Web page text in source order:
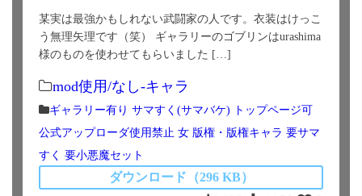
某実は最強かもしれない武闘家の人です。衣装はけっこ
う無理矢理です（笑） ギャラリーのゴブリンはurashima
様のものを使わせてもらいました […]
mod使用/なし-キャラ
ギャラリー有り サマすく(サマバケ)
トップページ可
公式アップローダ使用禁止 女 版権・版権キャラ 要サマ
すく 要小悪魔セット
ダウンロード（296 KB）